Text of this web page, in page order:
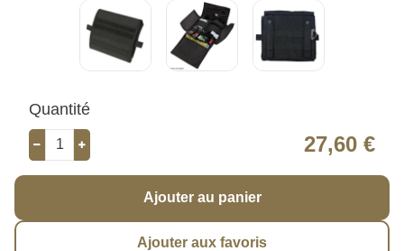
Quantité
27,60 €
Ajouter au panier
Ajouter aux favoris